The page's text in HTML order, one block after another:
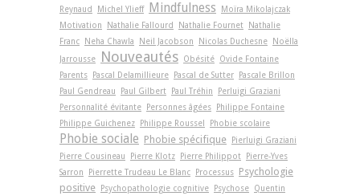
Reynaud
Michel Ylieff Mindfulness
Moïra Mikolajczak
Motivation
Nathalie Fallourd Nathalie Fournet
Nathalie
Franc
Neha Chawla Neil Jacobson Nicolas Duchesne
Noëlla
Jarrousse
Nouveautés Obésité Ovide Fontaine
Parents
Pascal Delamillieure Pascal de Sutter
Pascale Brillon
Paul Gendreau
Paul Gilbert Paul Tréhin
Perluigi Graziani
Personnalité évitante
Personnes âgées
Philippe Fontaine
Philippe Guichenez
Philippe Roussel Phobie scolaire
Phobie sociale Phobie spécifique
Pierluigi Graziani
Pierre Cousineau
Pierre Klotz Pierre Philippot
Pierre-Yves
Sarron
Pierrette Trudeau Le Blanc Processus Psychologie
positive
Psychopathologie cognitive Psychose Quentin